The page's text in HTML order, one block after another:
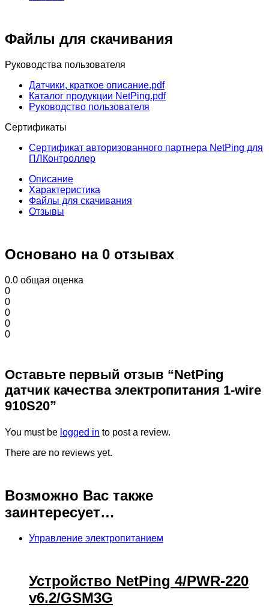
Файлы для скачивания
Руководства пользователя
Датчики, краткое описание.pdf
Каталог продукции NetPing.pdf
Руководство пользователя
Сертификаты
Сертификат авторизованного партнера NetPing для
ПЛКонтроллер
Описание
Характеристика
Файлы для скачивания
Отзывы
Основано на 0 отзывах
0.0 общая оценка
0
0
0
0
0
Оставьте первый отзыв “NetPing
датчик качества электропитания 1-wire
910S20”
You must be logged in to post a review.
There are no reviews yet.
Возможно Вас также
заинтересует…
Управление электропитанием
Устройство NetPing 4/PWR-220
v6.2/GSM3G